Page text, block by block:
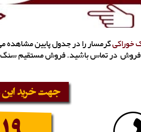
خوراکیگرمسار را در جدول پایین مشاهده
با بخش فروش در تماس باشید. فروش